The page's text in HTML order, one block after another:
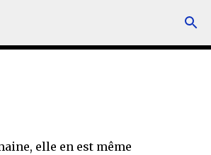
elle en est même